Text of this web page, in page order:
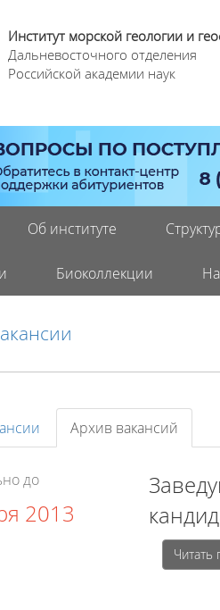
Институт морской геологии и
Дальневосточного отделения
Российской академии наук
Об институте
Биоколлекции
Архив вакансий
до
2013
Читать